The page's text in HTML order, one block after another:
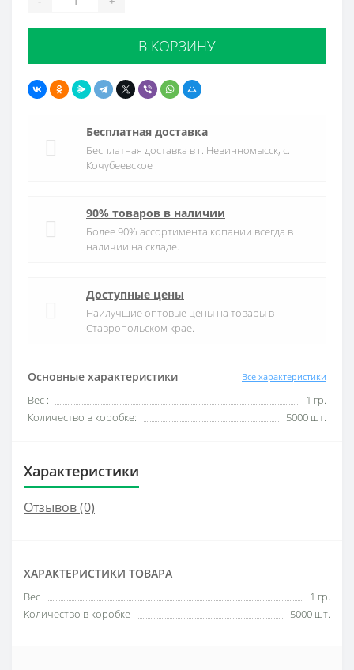
Основные характеристики Все характеристики
Вес :
1 гр.
Количество в коробке:
5000 шт.
В КОРЗИНУ
Бесплатная доставка
Бесплатная доставка в г. Невинномысск, с.
Кочубеевское
90% товаров в наличии
Более 90% ассортимента копании всегда в
наличии на складе.
Доступные цены
Наилучшие оптовые цены на товары в
Ставропольском крае.
Характеристики
Отзывов (0)
ХАРАКТЕРИСТИКИ ТОВАРА
Вес
1 гр.
Количество в коробке
5000 шт.